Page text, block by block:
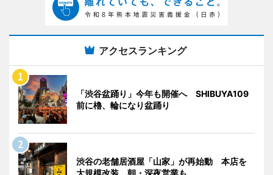
アクセスランキング
「渋谷盆踊り」今年も開催へ SHIBUYA109
前に櫓、輪になり盆踊り
渋谷の老舗居酒屋「山家」が再始動 本店を